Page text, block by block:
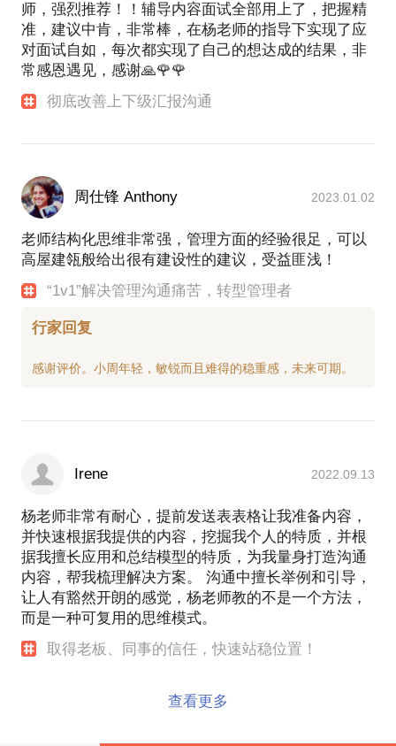
师，强烈推荐！！辅导内容面试全部用上了，把握精
准，建议中肯，非常棒，在杨老师的指导下实现了应
对面试自如，每次都实现了自己的想达成的结果，非
常感恩遇见，感谢🙏🌹🌹
彻底改善上下级汇报沟通
周仕锋 Anthony 2023.01.02
老师结构化思维非常强，管理方面的经验很足，可以
高屋建瓴般给出很有建设性的建议，受益匪浅！
“1v1”解决管理沟通痛苦，转型管理者
行家回复
Irene 2022.09.13
杨老师非常有耐心，提前发送表表格让我准备内容，
并快速根据我提供的内容，挖掘我个人的特质，并根
据我擅长应用和总结模型的特质，为我量身打造沟通
内容，帮我梳理解决方案。 沟通中擅长举例和引导，
让人有豁然开朗的感觉，杨老师教的不是一个方法，
而是一种可复用的思维模式。
取得老板、同事的信任，快速站稳位置！
查看更多